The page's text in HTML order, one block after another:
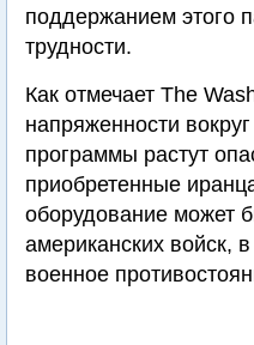
поддержанием этого
трудности.
Как отмечает The
напряженности
программы растут
приобретенные
оборудование может
американских войск,
военное